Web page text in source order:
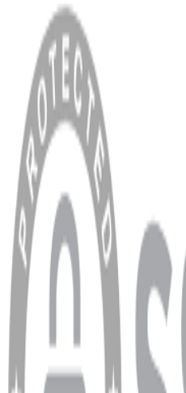
MENÜ
Anasayfa
Hakkımızda
Blog
MÜŞTERİ HİZMETLERİ
Hesabım
Sipariş Sorgulama
Banka Hesap Bilgileri
YARDIM VE DESTEK
Ödeme ve Teslimat
Garanti ve İade Şartları
info@dukkanhifi.com
0850
info@dukkanhifi.com 0850
Çalışma Saatleri: Pazartesi -